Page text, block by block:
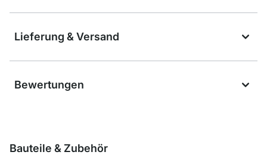
Lieferung & Versand
Bewertungen
Bauteile & Zubehör